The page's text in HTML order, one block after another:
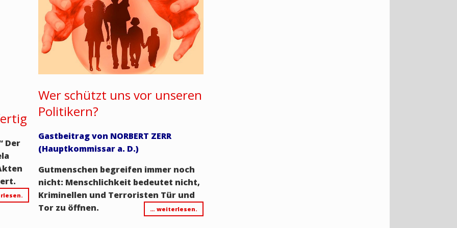
Der
Wer schützt uns vor unseren
Politikern?
Gastbeitrag von NORBERT ZERR
(Hauptkommissar a. D.)
Gutmenschen begreifen immer noch
nicht: Menschlichkeit bedeutet nicht,
Kriminellen und Terroristen Tür und
Tor zu öffnen.
… weiterlesen.